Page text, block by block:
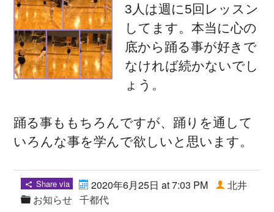
3人は週に5回レッスン
してます。本当に心の
底から踊る事が好きで
なければ続かないでし
ょう。
踊る事ももちろんですが、踊りを通して
いろんな事を学んで欲しいと思います。
Share via
2020年6月25日 at 7:03 PM
お知らせ
北井
千都代